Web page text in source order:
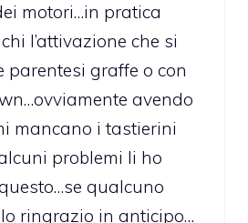
motori…in pratica
l’attivazione che si
parentesi graffe o con
avendo
mancano i tastierini
problemi li ho
qualcuno
ringrazio in anticipo…